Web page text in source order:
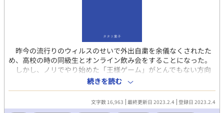
昨今の流行りのウィルスのせいで外出自粛を余儀なくされたた
め、高校の時の同級生とオンライン飲み会をすることになった。
しかし、ノリでやり始めた「王様ゲーム」がとんでもない方向
へと向かっていく。主にエロい方へ。 高橋：明るい茶色に髪を染
めた元気なアホの子。すぐ酔う。受け。 皆川：（受けくん以外に
は）冷静沈着でクールなイケメン。ザル。攻め。 ※小スカあり ※
微ホラー要素あり
続きを読む
文字数 16,963 最終更新日 2023.2.4 登録日 2023.2.4